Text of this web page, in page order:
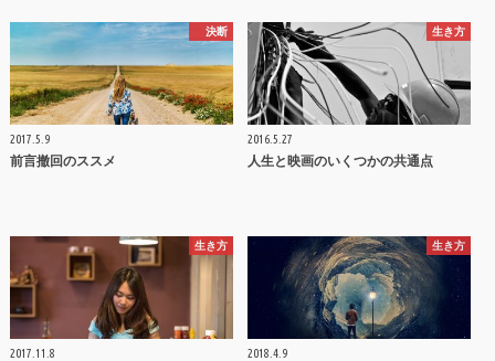
決断
2017.5.9
前言撤回のススメ
生き方
2016.5.27
人生と映画のいくつかの共通点
生き方
2017.11.8
生き方
2018.4.9